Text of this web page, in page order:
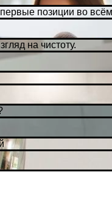
позиции во
на чистоту.